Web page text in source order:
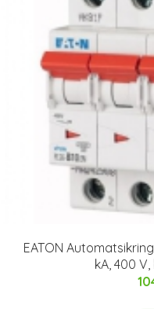
EATON
kA, 400